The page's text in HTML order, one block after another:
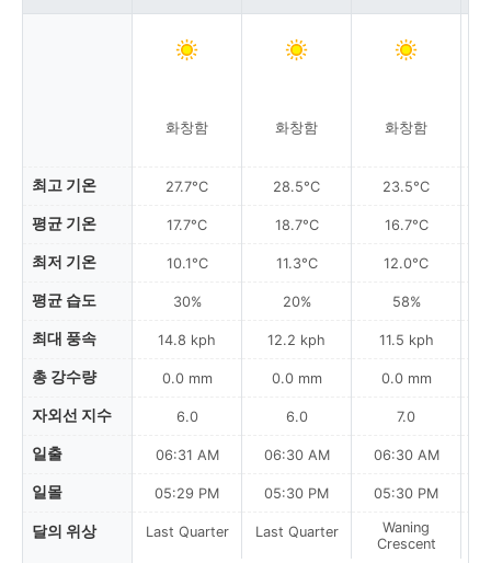
최고 기온
평균 기온
최저 기온
평균 습도
최대 풍속
총 강수량
자외선 지수
일출
일몰
달의 위상
화창함
27.7°C
17.7°C
10.1°C
30%
14.8 kph
0.0 mm
6.0
06:31 AM
05:29 PM
Last Quarter
화창함
28.5°C
18.7°C
11.3°C
20%
12.2 kph
0.0 mm
6.0
06:30 AM
05:30 PM
Last Quarter
화창함
23.5°C
16.7°C
12.0°C
58%
11.5 kph
0.0 mm
7.0
06:30 AM
05:30 PM
Waning
Crescent